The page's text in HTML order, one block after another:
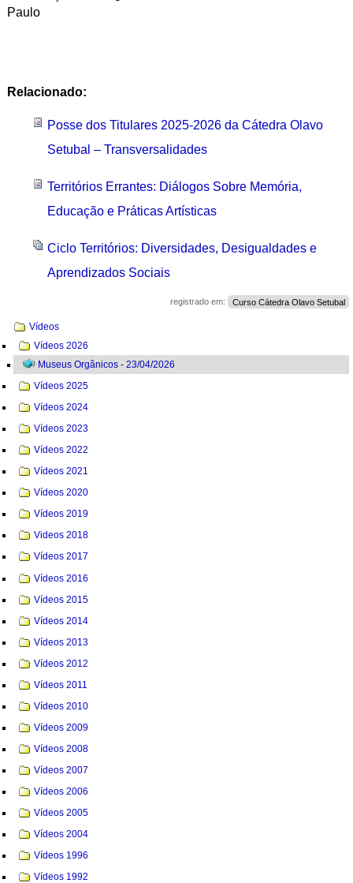
Paulo
Relacionado:
Posse dos Titulares 2025-2026 da Cátedra Olavo
Setubal – Transversalidades
Territórios Errantes: Diálogos Sobre Memória,
Educação e Práticas Artísticas
Ciclo Territórios: Diversidades, Desigualdades e
Aprendizados Sociais
registrado em: Curso Cátedra Olavo Setubal
Navegação
Vídeos
Vídeos 2026
Museus Orgânicos - 23/04/2026
Vídeos 2025
Vídeos 2024
Vídeos 2023
Vídeos 2022
Vídeos 2021
Vídeos 2020
Vídeos 2019
Videos 2018
Vídeos 2017
Vídeos 2016
Vídeos 2015
Vídeos 2014
Vídeos 2013
Vídeos 2012
Vídeos 2011
Vídeos 2010
Vídeos 2009
Vídeos 2008
Vídeos 2007
Vídeos 2006
Vídeos 2005
Vídeos 2004
Vídeos 1996
Vídeos 1992